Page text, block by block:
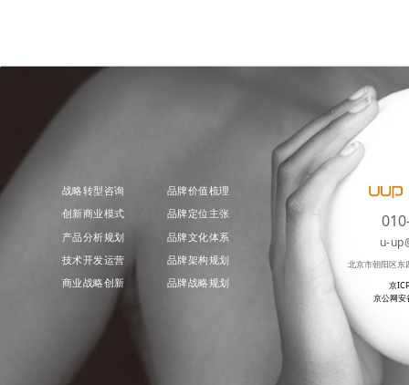
战略转型咨询
品牌价值梳理
创新商业模式
品牌定位主张
产品分析规划
品牌文化体系
技术开发运营
品牌架构规划
商业战略创新
品牌战略规划
u-
北京市朝阳区东
京
京公网安